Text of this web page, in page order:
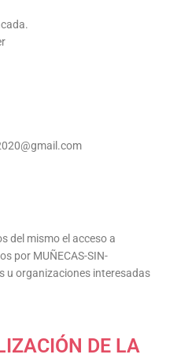
del mismo el acceso a
por MUÑECAS-SIN-
u organizaciones interesadas
DE LA